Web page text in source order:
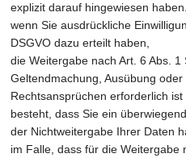
explizit darauf hingewiesen haben.
wenn Sie ausdrückliche
DSGVO dazu erteilt haben,
die Weitergabe nach Art. 6 Abs. 1
Geltendmachung, Ausübung oder
Rechtsansprüchen erforderlich
besteht, dass Sie ein
der Nichtweitergabe Ihrer Daten
im Falle, dass für die Weitergabe